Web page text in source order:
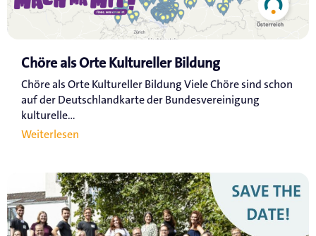
Chöre als Orte Kultureller Bildung
Chöre als Orte Kultureller Bildung Viele Chöre sind schon
auf der Deutschlandkarte der Bundesvereinigung
kulturelle...
Weiterlesen